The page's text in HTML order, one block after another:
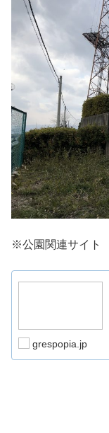
※公園関連サイト
grespopia.jp